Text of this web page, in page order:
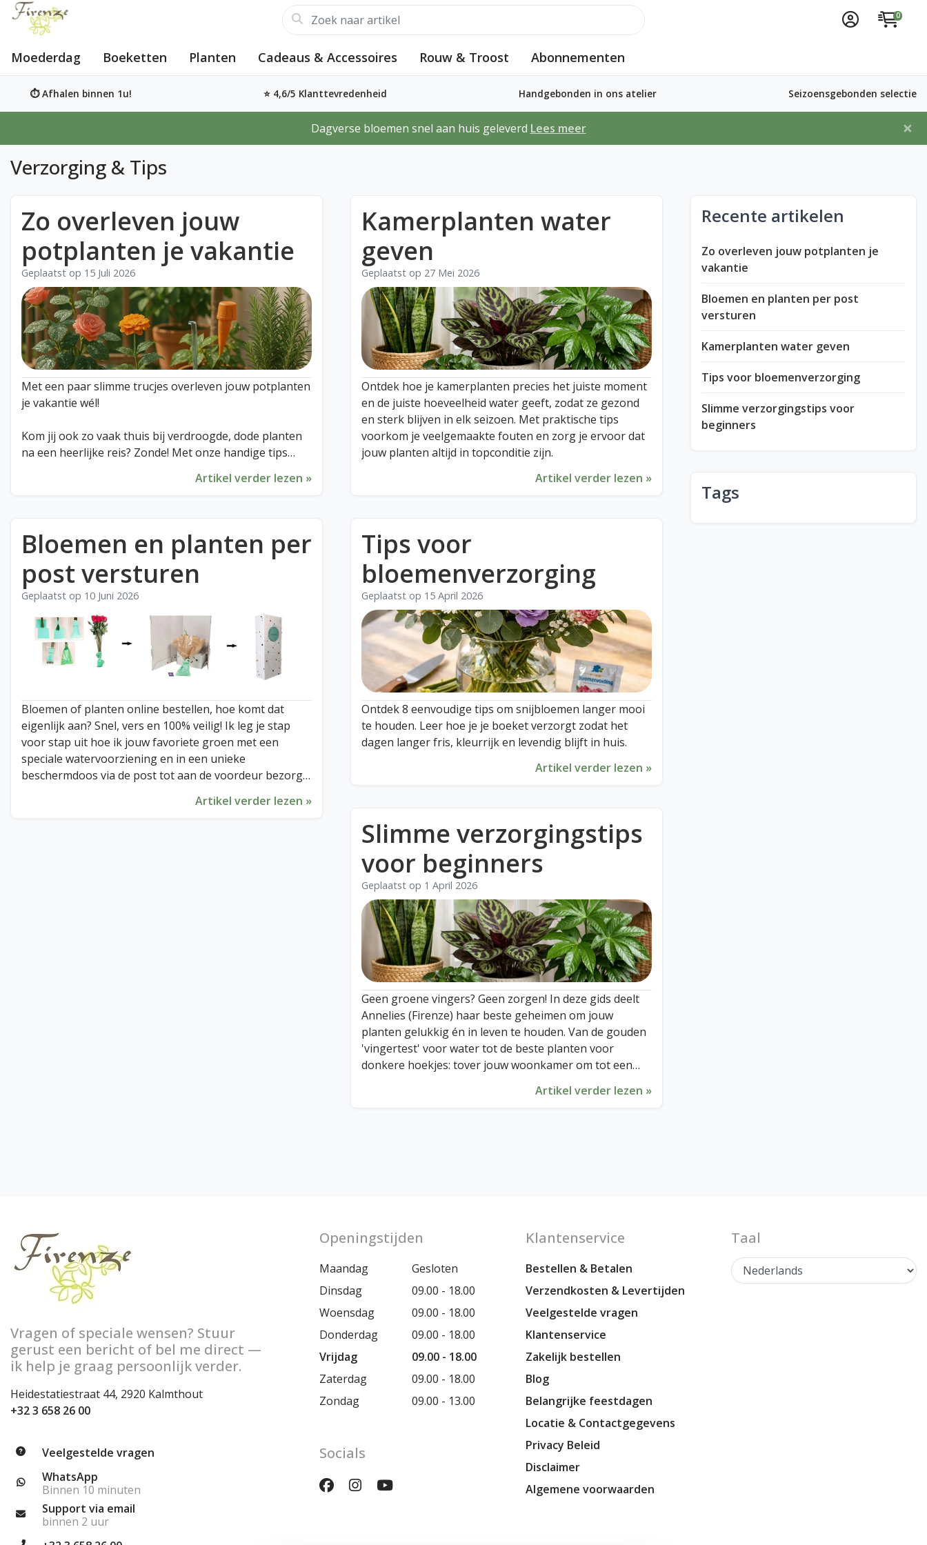
0
Moederdag Boeketten Planten Cadeaus & Accessoires Rouw & Troost Abonnementen
⏱️ Afhalen binnen 1u! ⭐ 4,6/5 Klanttevredenheid Handgebonden in ons atelier Seizoensgebonden selectie
Dagverse bloemen snel aan huis geleverd Lees meer ×
Verzorging & Tips
Zo overleven jouw
potplanten je vakantie
Geplaatst op 15 Juli 2026
Met een paar slimme trucjes overleven jouw potplanten
je vakantie wél!
Kom jij ook zo vaak thuis bij verdroogde, dode planten
na een heerlijke reis? Zonde! Met onze handige tips
afwezigheid. Zelfs zonder plantenoppas!Van de
Lees direct alle 9 onmisbare tips in ons nieuwste blog!
Artikel verder lezen »
Bloemen en planten per
post versturen
Geplaatst op 10 Juni 2026
Bloemen of planten online bestellen, hoe komt dat
eigenlijk aan? Snel, vers en 100% veilig! Ik leg je stap
voor stap uit hoe ik jouw favoriete groen met een
speciale watervoorziening en in een unieke
beschermdoos via de post tot aan de voordeur bezorg.
Artikel verder lezen »
Kamerplanten water
geven
Geplaatst op 27 Mei 2026
Ontdek hoe je kamerplanten precies het juiste moment
en de juiste hoeveelheid water geeft, zodat ze gezond
en sterk blijven in elk seizoen. Met praktische tips
voorkom je veelgemaakte fouten en zorg je ervoor dat
jouw planten altijd in topconditie zijn.
Artikel verder lezen »
Tips voor
bloemenverzorging
Geplaatst op 15 April 2026
Ontdek 8 eenvoudige tips om snijbloemen langer mooi
te houden. Leer hoe je je boeket verzorgt zodat het
dagen langer fris, kleurrijk en levendig blijft in huis.
Artikel verder lezen »
Slimme verzorgingstips
voor beginners
Geplaatst op 1 April 2026
Geen groene vingers? Geen zorgen! In deze gids deelt
Annelies (Firenze) haar beste geheimen om jouw
planten gelukkig én in leven te houden. Van de gouden
'vingertest' voor water tot de beste planten voor
donkere hoekjes: tover jouw woonkamer om tot een
eenvoudig plantenverzorging écht kan zijn!Artikel verder lezen »
Recente artikelen
Zo overleven jouw potplanten je
vakantie
Bloemen en planten per post
versturen
Kamerplanten water geven
Tips voor bloemenverzorging
Slimme verzorgingstips voor
beginners
Tags
Vragen of speciale wensen? Stuur
gerust een bericht of bel me direct —
ik help je graag persoonlijk verder.
Heidestatiestraat 44, 2920 Kalmthout
+32 3 658 26 00
Veelgestelde vragen
WhatsApp
Binnen 10 minuten
Support via email
binnen 2 uur
Openingstijden
Maandag
Gesloten
Dinsdag
09.00 - 18.00
Woensdag
09.00 - 18.00
Donderdag
09.00 - 18.00
Vrijdag
09.00 - 18.00
Zaterdag
09.00 - 18.00
Zondag
09.00 - 13.00
Socials
Klantenservice
Bestellen & Betalen
Verzendkosten & Levertijden
Veelgestelde vragen
Klantenservice
Zakelijk bestellen
Blog
Belangrijke feestdagen
Locatie & Contactgegevens
Privacy Beleid
Disclaimer
Algemene voorwaarden
Taal